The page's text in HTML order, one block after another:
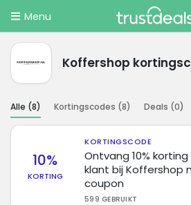
Menu
Koffershop
Alle (8) Kortingscodes (8) Deals (0)
10%
KORTING
KORTINGSCODE
Ontvang 10%
klant bij Koffershop
coupon
599 GEBRUIKT